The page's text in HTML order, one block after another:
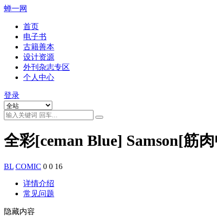
蝉一网
首页
电子书
古籍善本
设计资源
外刊杂志专区
个人中心
登录
全彩[ceman Blue] Samson[筋
BL COMIC 0 0 16
详情介绍
常见问题
隐藏内容